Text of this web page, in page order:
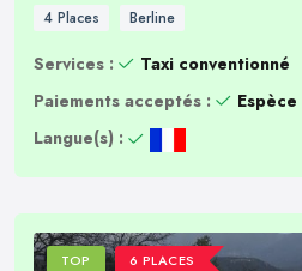
4 Places Berline
Services :
Taxi conventionné
Paiements acceptés :
Espèce
Langue(s) :
TOP 6 PLACES